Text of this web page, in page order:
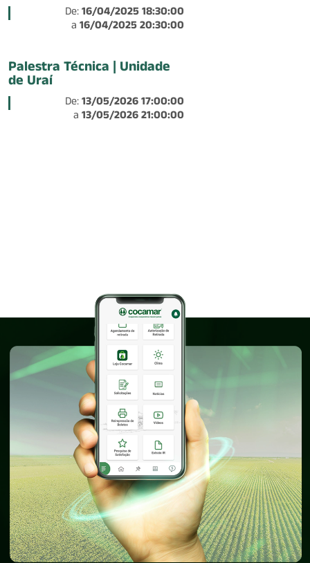
De:16/04/2025 18:30:00
a16/04/2025 20:30:00
Palestra Técnica | Unidade
de Uraí
De:13/05/2026 17:00:00
a13/05/2026 21:00:00